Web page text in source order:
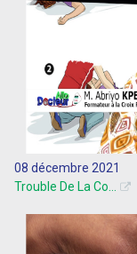
08 décembre 2021
Trouble De La Co...